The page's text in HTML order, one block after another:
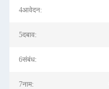
4आवेदन:
5दबाव:
6संबंध:
7नाम: